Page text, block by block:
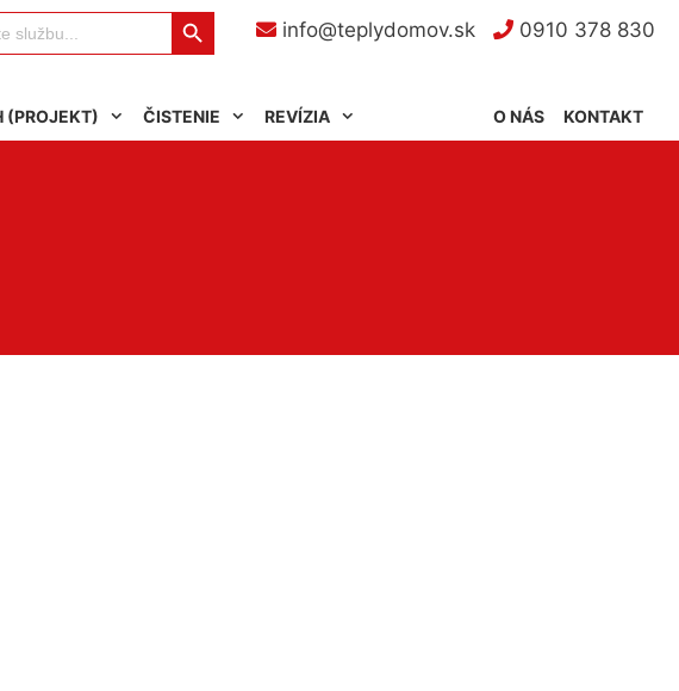
info@teplydomov.sk 0910 378 830
Search Button
(PROJEKT) ČISTENIE REVÍZIA KONTAKT
O NÁS